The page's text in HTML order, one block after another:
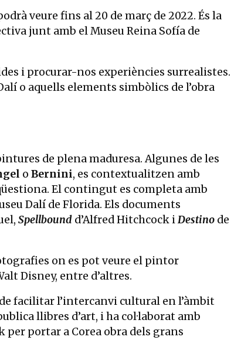
veure fins al 20 de març de 2022. És la
junt amb el Museu Reina Sofía de
i procurar-nos experiències surrealistes.
o aquells elements simbòlics de l’obra
de plena maduresa. Algunes de les
o Bernini, es contextualitzen amb
El contingut es completa amb
Dalí de Florida. Els documents
Spellbound d’Alfred Hitchcock iDestino de
on es pot veure el pintor
Disney, entre d’altres.
facilitar l’intercanvi cultural en l’àmbit
llibres d’art, i ha col·laborat amb
per portar a Corea obra dels grans